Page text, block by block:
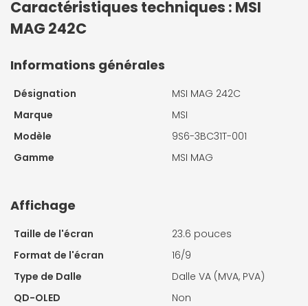
Caractéristiques techniques : MSI
MAG 242C
Informations générales
Désignation
MSI MAG 242C
Marque
MSI
Modèle
9S6-3BC31T-001
Gamme
MSI MAG
Affichage
Taille de l'écran
23.6 pouces
Format de l'écran
16/9
Type de Dalle
Dalle VA (MVA, PVA)
QD-OLED
Non